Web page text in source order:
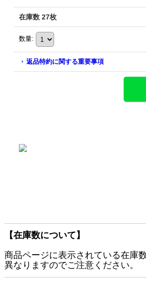
在庫数 27枚
数量:
返品特約に関する重要事項
【在庫数について】
商品ページに表示されている在庫
異なりますのでご注意ください。